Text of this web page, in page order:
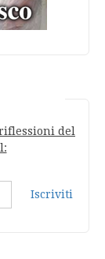
del
Iscriviti